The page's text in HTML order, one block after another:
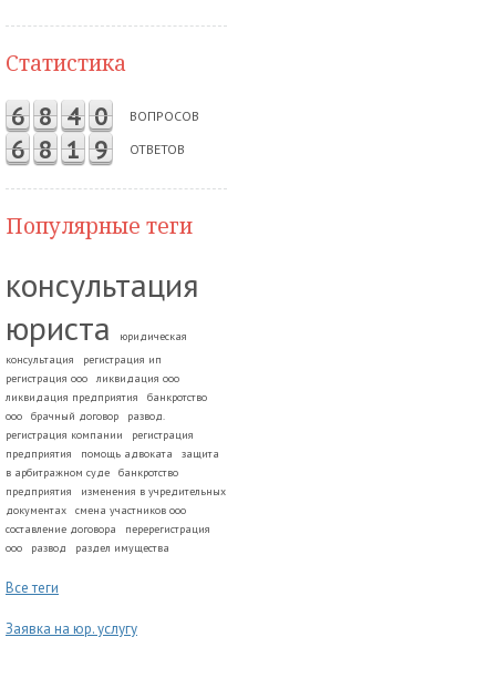
Статистика
6 8 4 0 ВОПРОСОВ
6 8 1 9 ОТВЕТОВ
Популярные теги
консультация
юриста
юридическая
консультация
регистрация ип
регистрация ооо
ликвидация ооо
ликвидация предприятия
банкротство
ооо
брачный договор
развод.
регистрация компании
регистрация
предприятия
помощь адвоката
защита
в арбитражном суде
банкротство
предприятия
изменения в учредительных
документах
смена участников ооо
составление договора
перерегистрация
ооо
развод раздел имущества
Все теги
Заявка на юр. услугу